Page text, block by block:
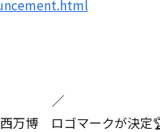
／
万博 ロゴマークが決定